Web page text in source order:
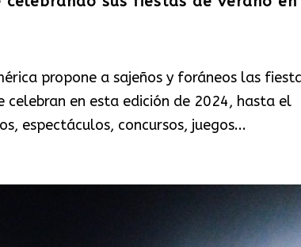
propone a sajeños y foráneos las
en esta edición de 2024, hasta el
espectáculos, concursos, juegos...